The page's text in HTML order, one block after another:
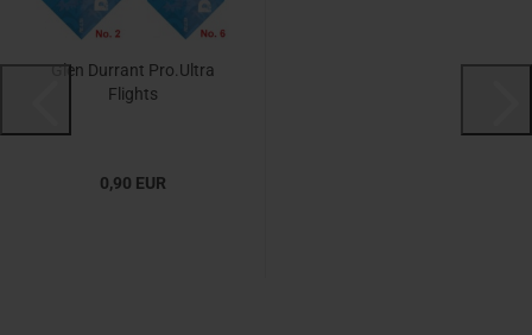
Glen Durrant Pro.Ultra
Flights
0,90 EUR